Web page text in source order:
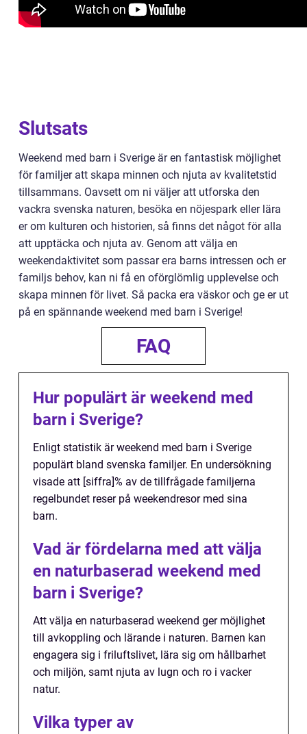
Slutsats
Weekend med barn i Sverige är en fantastisk möjlighet
för familjer att skapa minnen och njuta av kvalitetstid
tillsammans. Oavsett om ni väljer att utforska den
vackra svenska naturen, besöka en nöjespark eller lära
er om kulturen och historien, så finns det något för alla
att upptäcka och njuta av. Genom att välja en
weekendaktivitet som passar era barns intressen och er
familjs behov, kan ni få en oförglömlig upplevelse och
skapa minnen för livet. Så packa era väskor och ge er ut
på en spännande weekend med barn i Sverige!
FAQ
Hur populärt är weekend med
barn i Sverige?
Enligt statistik är weekend med barn i Sverige
populärt bland svenska familjer. En undersökning
visade att [siffra]% av de tillfrågade familjerna
regelbundet reser på weekendresor med sina
barn.
Vad är fördelarna med att välja
en naturbaserad weekend med
barn i Sverige?
Att välja en naturbaserad weekend ger möjlighet
till avkoppling och lärande i naturen. Barnen kan
engagera sig i friluftslivet, lära sig om hållbarhet
och miljön, samt njuta av lugn och ro i vacker
natur.
Vilka typer av